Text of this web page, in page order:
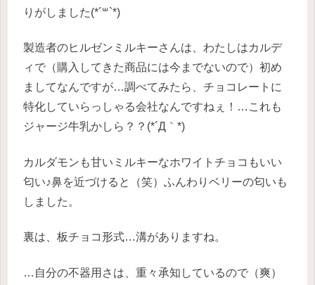
りがしました(*´꒳`*)
製造者のヒルゼンミルキーさんは、わたしはカルデ
ィで（購入してきた商品には今までないので）初め
ましてなんですが…調べてみたら、チョコレートに
特化していらっしゃる会社なんですねぇ！…これも
ジャージ牛乳かしら？？(*´Д｀*)
カルダモンも甘いミルキーなホワイトチョコもいい
匂い♪鼻を近づけると（笑）ふんわりベリーの匂いも
しました。
裏は、板チョコ形式…溝がありますね。
…自分の不器用さは、重々承知しているので（爽）